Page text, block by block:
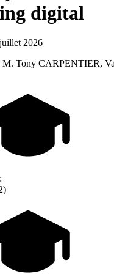
digital
2026
: M. Tony CARPENTIER,